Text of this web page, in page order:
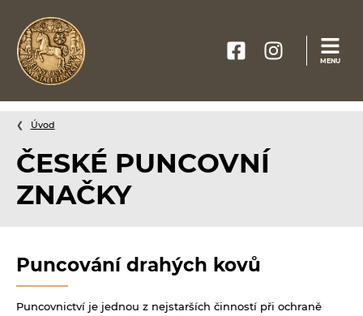
Webové
stránky
na
míru
MENU
Úvod
ČESKÉ PUNCOVNÍ
ZNAČKY
Puncování drahých kovů
Puncovnictví je jednou z nejstarších činností při ochraně